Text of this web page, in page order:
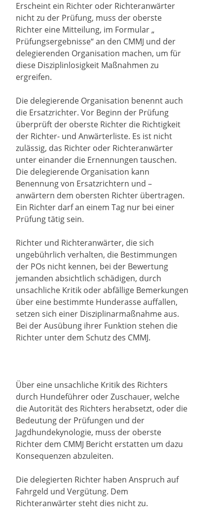
Erscheint ein Richter oder Richteranwärter
nicht zu der Prüfung, muss der oberste
Richter eine Mitteilung, im Formular „
Prüfungsergebnisse“ an den CMMJ und der
delegierenden Organisation machen, um für
diese Disziplinlosigkeit Maßnahmen zu
ergreifen.
Die delegierende Organisation benennt auch
die Ersatzrichter. Vor Beginn der Prüfung
überprüft der oberste Richter die Richtigkeit
der Richter- und Anwärterliste. Es ist nicht
zulässig, das Richter oder Richteranwärter
unter einander die Ernennungen tauschen.
Die delegierende Organisation kann
Benennung von Ersatzrichtern und –
anwärtern dem obersten Richter übertragen.
Ein Richter darf an einem Tag nur bei einer
Prüfung tätig sein.
Richter und Richteranwärter, die sich
ungebührlich verhalten, die Bestimmungen
der POs nicht kennen, bei der Bewertung
jemanden absichtlich schädigen, durch
unsachliche Kritik oder abfällige Bemerkungen
über eine bestimmte Hunderasse auffallen,
setzen sich einer Disziplinarmaßnahme aus.
Bei der Ausübung ihrer Funktion stehen die
Richter unter dem Schutz des CMMJ.
Über eine unsachliche Kritik des Richters
durch Hundeführer oder Zuschauer, welche
die Autorität des Richters herabsetzt, oder die
Bedeutung der Prüfungen und der
Jagdhundekynologie, muss der oberste
Richter dem CMMJ Bericht erstatten um dazu
Konsequenzen abzuleiten.
Die delegierten Richter haben Anspruch auf
Fahrgeld und Vergütung. Dem
Richteranwärter steht dies nicht zu.